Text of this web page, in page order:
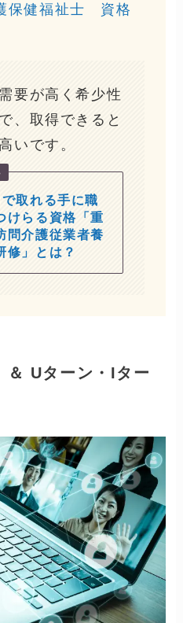
保健福祉士 資格
要が高く希少性
、取得できると
いです。
取れる手に職
けらる資格「重
問介護従業者養
修」とは？
＆ Uターン・Iター